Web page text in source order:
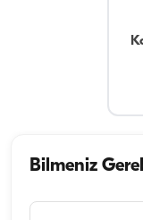
Bilmeniz